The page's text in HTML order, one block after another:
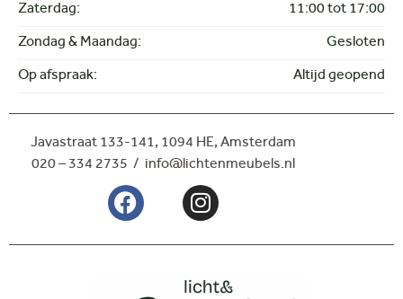
Zaterdag: 11:00 tot 17:00
Zondag & Maandag: Gesloten
Op afspraak: Altijd geopend
Javastraat 133-141, 1094 HE, Amsterdam
020 – 334 2735 / info@lichtenmeubels.nl